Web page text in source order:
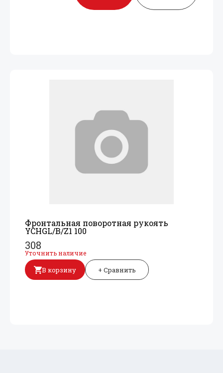
Фронтальная поворотная рукоять
YCHGL/B/Z1 100
308
Уточнить наличие
В корзину + Сравнить